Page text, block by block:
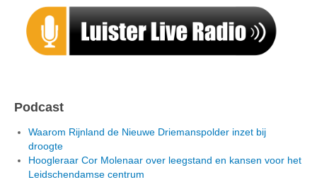
Podcast
Waarom Rijnland de Nieuwe Driemanspolder inzet bij
droogte
Hoogleraar Cor Molenaar over leegstand en kansen voor het
Leidschendamse centrum